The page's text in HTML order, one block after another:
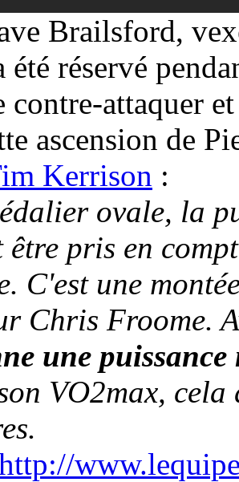
Brailsford,
été réservé
contre-attaquer
ascension de
Kerrison :
ovale, la
être pris en
C'est une
Chris Froome.
une
VO2max, cela